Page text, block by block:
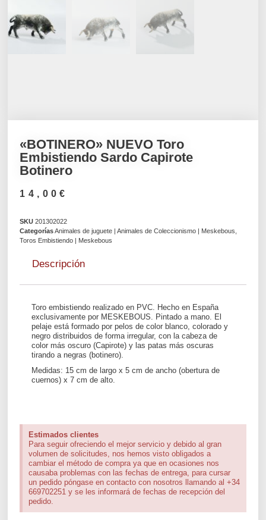
«BOTINERO» NUEVO Toro
Embistiendo Sardo Capirote
Botinero
14,00€
SKU201302022
Categorías Animales de juguete | Animales de Coleccionismo | Meskebous
Toros Embistiendo | Meskebous
Descripción
Toro embistiendo realizado en PVC. Hecho en España
exclusivamente por MESKEBOUS. Pintado a mano. El
pelaje está formado por pelos de color blanco, colorado y
negro distribuidos de forma irregular, con la cabeza de
color más oscuro (Capirote) y las patas más oscuras
tirando a negras (botinero).
Medidas: 15 cm de largo x 5 cm de ancho (obertura de
cuernos) x 7 cm de alto.
Estimados clientes
Para seguir ofreciendo el mejor servicio y debido al gran
volumen de solicitudes, nos hemos visto obligados a
cambiar el método de compra ya que en ocasiones nos
causaba problemas con las fechas de entrega, para cursar
un pedido póngase en contacto con nosotros llamando al +34
669702251 y se les informará de fechas de recepción del
pedido.